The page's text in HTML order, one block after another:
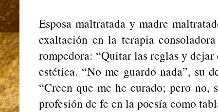
Esposa maltratada y madre
exaltación en la terapia
rompedora: “Quitar las reglas y
estética. “No me guardo nada”, su
“Creen que me he curado; pero no,
profesión de fe en la poesía como